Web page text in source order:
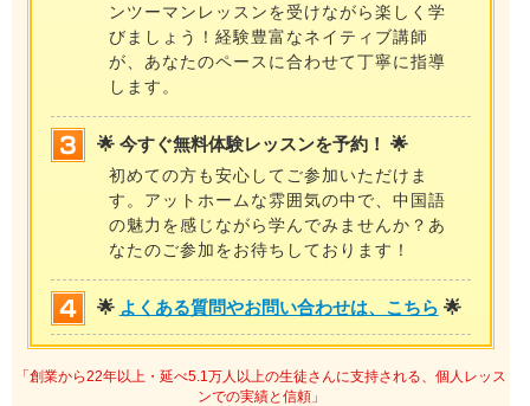
ンツーマンレッスンを受けながら楽しく学
びましょう！経験豊富なネイティブ講師
が、あなたのペースに合わせて丁寧に指導
します。
🌟 今すぐ無料体験レッスンを予約！ 🌟
初めての方も安心してご参加いただけま
す。アットホームな雰囲気の中で、中国語
の魅力を感じながら学んでみませんか？あ
なたのご参加をお待ちしております！
🌟 よくある質問やお問い合わせは、こちら 🌟
「創業から22年以上・延べ5.1万人以上の生徒さんに支持される、個人レッス
ンでの実績と信頼」